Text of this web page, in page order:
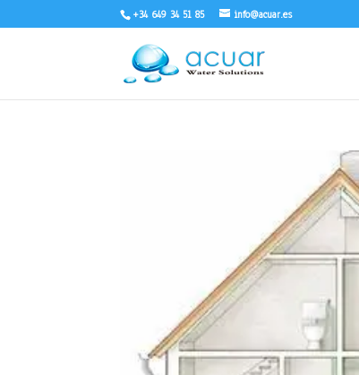
+34 649 34 51 85 info@acuar.es